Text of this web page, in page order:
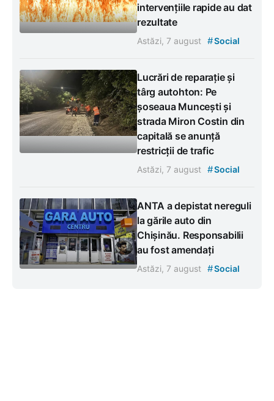
intervențiile rapide au dat
rezultate
Astăzi, 7 august #Social
Lucrări de reparație și
târg autohton: Pe
șoseaua Muncești și
strada Miron Costin din
capitală se anunță
restricții de trafic
Astăzi, 7 august #Social
ANTA a depistat nereguli
la gările auto din
Chișinău. Responsabilii
au fost amendați
Astăzi, 7 august #Social